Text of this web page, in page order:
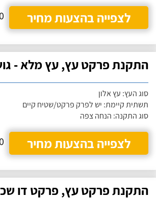
לצפייה בהצעות מחיר
0 הצעות מחיר
התקנת פרקט עץ, עץ מלא -
סוג העץ: עץ אלון
תשתית קיימת: יש לפרק פרקט/שטיח קיים
סוג התקנה: הנחה צפה
לצפייה בהצעות מחיר
0 הצעות מחיר
התקנת פרקט עץ, פרקט דו